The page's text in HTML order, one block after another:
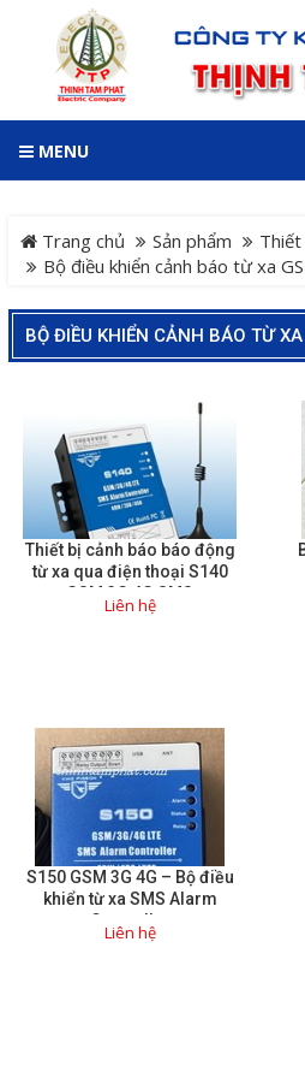
MENU
Trang chủ Sản phẩm
Bộ điều khiển cảnh báo từ xa
BỘ ĐIỀU KHIỂN CẢNH BÁO TỪ
Thiết bị cảnh báo báo động
từ xa qua điện thoại S140
GSM 3G 4G SMS
Liên hệ
S150 GSM 3G 4G – Bộ điều
khiển từ xa SMS Alarm
Controller
Liên hệ
Trang chủ
Sản phẩm
Hệ Thống Cảnh Báo An
Toàn Xe Nâng
Hệ thống điều khiển giám
sát và thu thập dữ liệu
Giải pháp quản lý bằng mã
Bảng Led hiển thị nhiệt độ
độ ẩm
Đồng hồ thời gian thực
Máy dò kim loại
Màn hình cảm ứng HMI
GIỎ
LIÊN HỆ